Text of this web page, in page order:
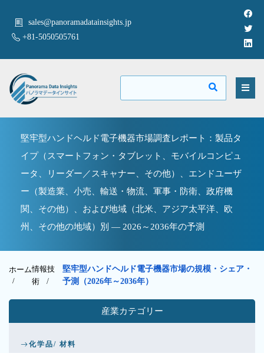
sales@panoramadatainsights.jp
+81-5050505761
堅牢型ハンドヘルド電子機器市場調査レポート：製品タ
イプ（スマートフォン・タブレット、モバイルコンピュ
ータ、リーダー／スキャナー、その他）、エンドユーザ
ー（製造業、小売、輸送・物流、軍事・防衛、政府機
関、その他）、および地域（北米、アジア太平洋、欧
州、その他の地域）別 ― 2026～2036年の予測
ホーム
/
情報技
術 /
堅牢型ハンドヘルド電子機器市場の規模・シェア・
予測（2026年～2036年）
産業カテゴリー
化学品/ 材料